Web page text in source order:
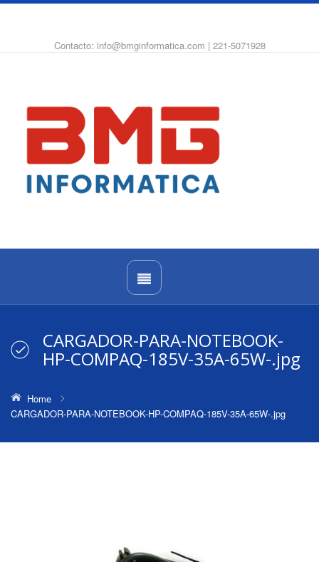
Contacto: info@bmginformatica.com | 221-5071928
CARGADOR-PARA-NOTEBOOK-
HP-COMPAQ-185V-35A-65W-.jpg
Home
CARGADOR-PARA-NOTEBOOK-HP-COMPAQ-185V-35A-65W-.jpg